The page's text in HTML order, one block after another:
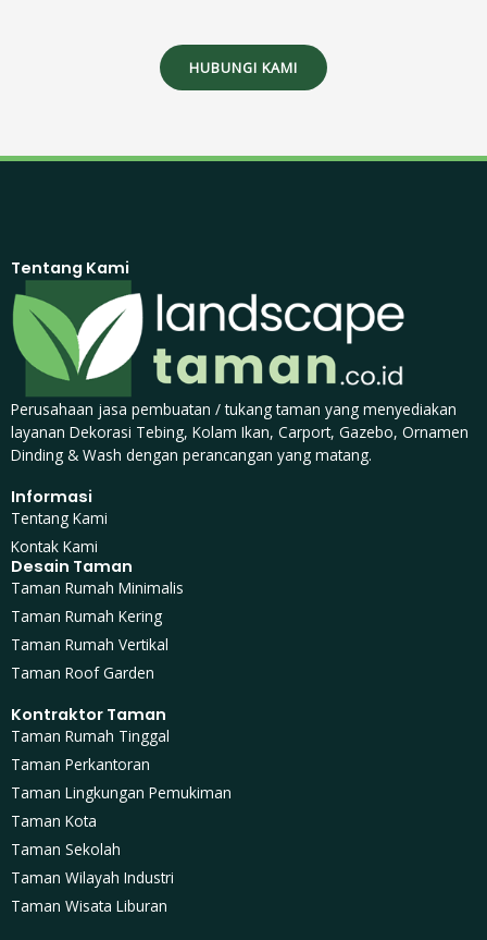
HUBUNGI KAMI
Tentang Kami
Perusahaan jasa pembuatan / tukang taman yang menyediakan
layanan Dekorasi Tebing, Kolam Ikan, Carport, Gazebo, Ornamen
Dinding & Wash dengan perancangan yang matang.
Informasi
Tentang Kami
Kontak Kami
Desain Taman
Taman Rumah Minimalis
Taman Rumah Kering
Taman Rumah Vertikal
Taman Roof Garden
Kontraktor Taman
Taman Rumah Tinggal
Taman Perkantoran
Taman Lingkungan Pemukiman
Taman Kota
Taman Sekolah
Taman Wilayah Industri
Taman Wisata Liburan